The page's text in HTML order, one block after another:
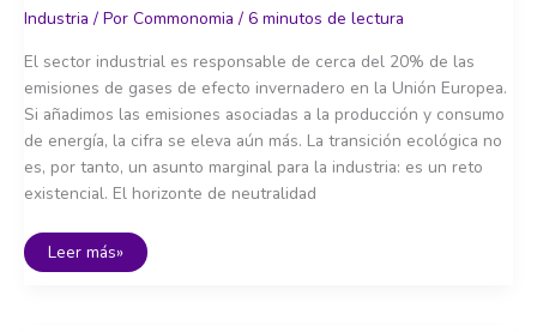
Industria / Por Commonomia / 6 minutos de lectura
El sector industrial es responsable de cerca del 20% de las
emisiones de gases de efecto invernadero en la Unión Europea.
Si añadimos las emisiones asociadas a la producción y consumo
de energía, la cifra se eleva aún más. La transición ecológica no
es, por tanto, un asunto marginal para la industria: es un reto
existencial. El horizonte de neutralidad
Industria
y
Leer más»